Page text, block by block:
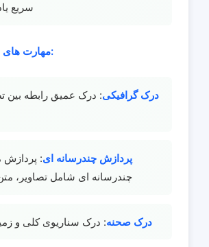
سریع
مهارت های درک چندوجهی:
درک گرافیکی: درک عمیق رابطه بین
پردازش چندرسانه ای: پردازش
چندرسانه ای شامل تصاویر،
درک صحنه: درک سناریوی کلی و